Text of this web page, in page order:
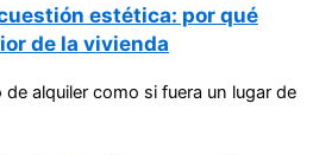
estética: por qué
de la vivienda